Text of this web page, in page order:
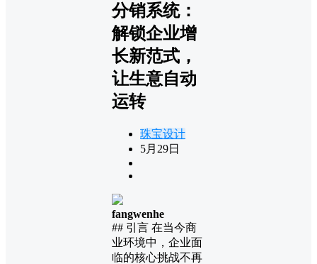
分销系统：
解锁企业增
长新范式，
让生意自动
运转
珠宝设计
5月29日
fangwenhe
## 引言 在当今商
业环境中，企业面
临的核心挑战不再